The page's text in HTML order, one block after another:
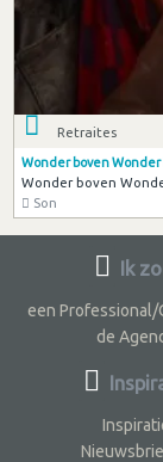
Retraites
Wonder boven
Wonder boven
Son
Ik
een Professional/
de